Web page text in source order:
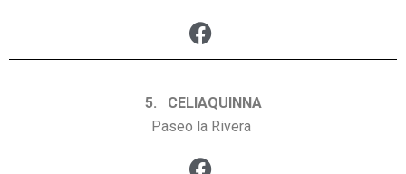
5. CELIAQUINNA
Paseo la Rivera